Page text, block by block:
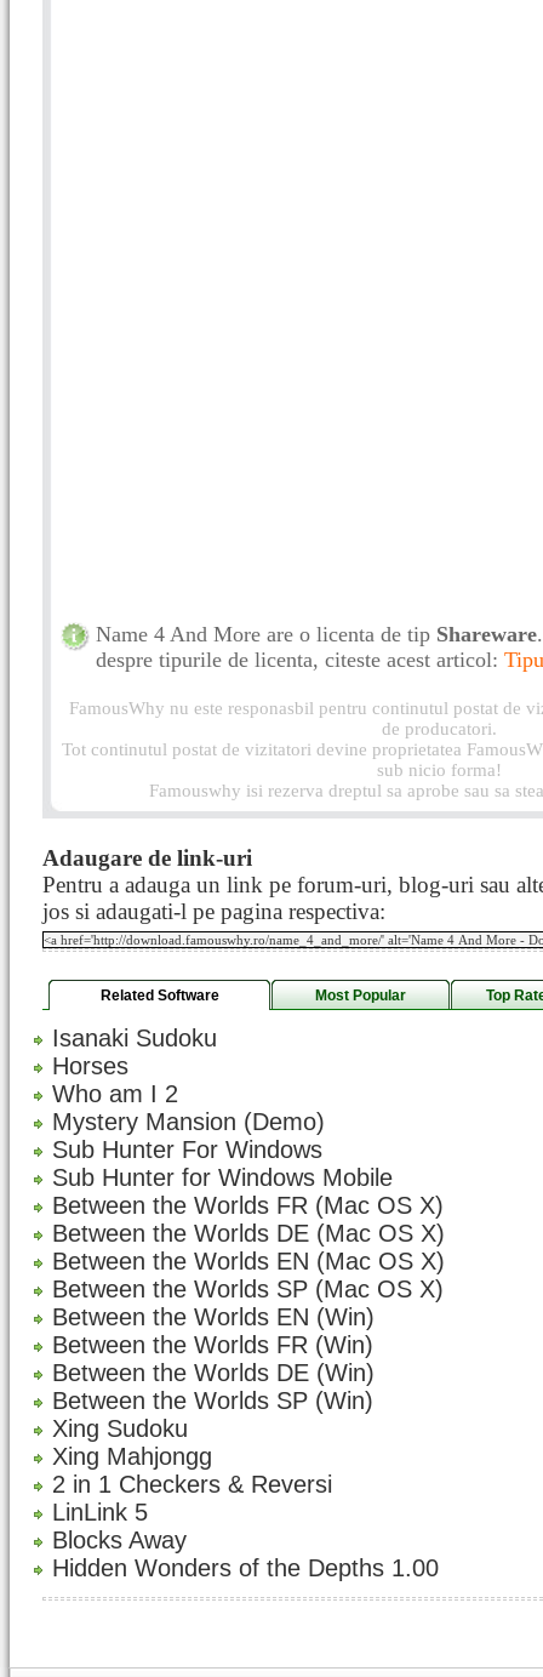
Name 4 And More are o licenta de tip Shareware
despre tipurile de licenta, citeste acest articol:
FamousWhy nu este responasbil pentru continutul postat de
de producatori.
Tot continutul postat de vizitatori devine proprietatea
sub nicio forma!
Famouswhy isi rezerva dreptul sa aprobe sau sa
Adaugare de link-uri
Pentru a adauga un link pe forum-uri, blog-uri sau
jos si adaugati-l pe pagina respectiva:
Related Software Most Popular Top
Isanaki Sudoku
Horses
Who am I 2
Mystery Mansion (Demo)
Sub Hunter For Windows
Sub Hunter for Windows Mobile
Between the Worlds FR (Mac OS X)
Between the Worlds DE (Mac OS X)
Between the Worlds EN (Mac OS X)
Between the Worlds SP (Mac OS X)
Between the Worlds EN (Win)
Between the Worlds FR (Win)
Between the Worlds DE (Win)
Between the Worlds SP (Win)
Xing Sudoku
Xing Mahjongg
2 in 1 Checkers & Reversi
LinLink 5
Blocks Away
Hidden Wonders of the Depths 1.00